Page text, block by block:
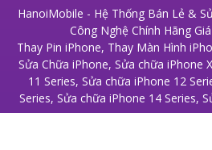
HanoiMobile - Hệ Thống Bán Lẻ &
Công Nghệ Chính Hãng
Thay Pin iPhone, Thay Màn Hình
Sửa Chữa iPhone, Sửa chữa iPhone
11 Series, Sửa chữa iPhone 12
Series, Sửa chữa iPhone 14 Series,